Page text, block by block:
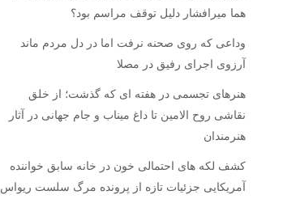
هما میرافشار دلیل توقف مراسم بود؟
وداعی که روی صحنه نرفت اما در دل مردم ماند
آرزوی اجرای رفیق در مصلا
هنرهای تجسمی در هفته ای که گذشت؛ از خلق
نقاشی روح الامین تا داغ میناب و جام جهانی در آثار
هنرمندان
کشف لکه های احتمالی خون در خانه سابق خواننده
آمریکایی جزئیات تازه از پرونده مرگ سلست ریواس